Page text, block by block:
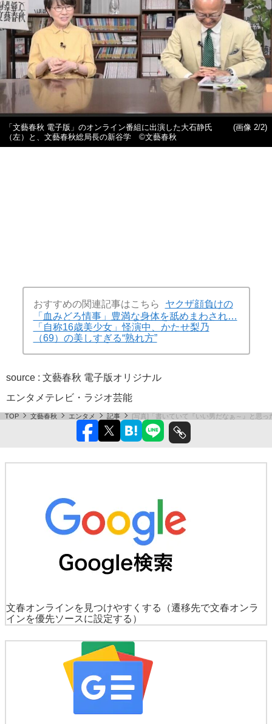
「文藝春秋 電子版」のオンライン番組に出演した大石静氏
（左）と、文藝春秋総局長の新谷学 ©文藝春秋
(画像 2/2)
おすすめの関連記事はこちら
ヤクザ顔負けの
「血みどろ情事」豊満な身体を舐めまわされ…
「自称16歳美少女」怪演中、かたせ梨乃
（69）の美しすぎる“熟れ方”
source : 文藝春秋 電子版オリジナル
エンタメ テレビ・ラジオ芸能
TOP 文藝春秋 エンタメ 記事 [写真]「書いていて『いい男だなぁ～』と思
文春オンラインを見つけやすくする
（遷移先で文春オンラ
インを優先ソースに設定する）